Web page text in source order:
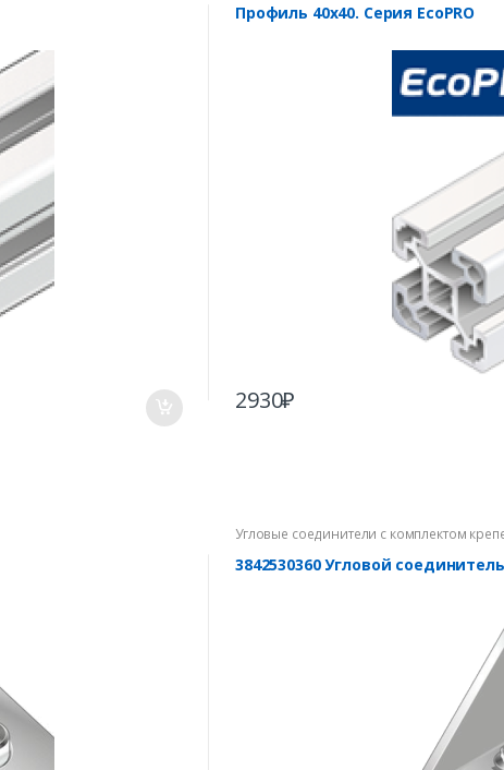
Профиль 40х40. Серия EcoPRO
2930₽
Угловые соединители с комплектом
3842530360 Угловой